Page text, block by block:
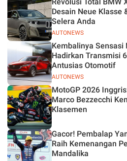
AUTONEWS
Desain Neue Klasse
Selera Anda
AUTONEWS
Kembalinya Sensasi
Hadirkan Transmisi
Antusias Otomotif
MotoGP 2026
Marco Bezzecchi
Klasemen
Gacor! Pembalap
Raih Kemenangan
Mandalika